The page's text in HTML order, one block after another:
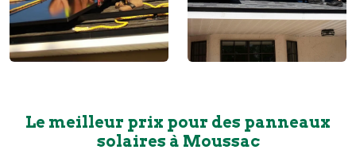
Le meilleur prix pour des panneaux
solaires à Moussac